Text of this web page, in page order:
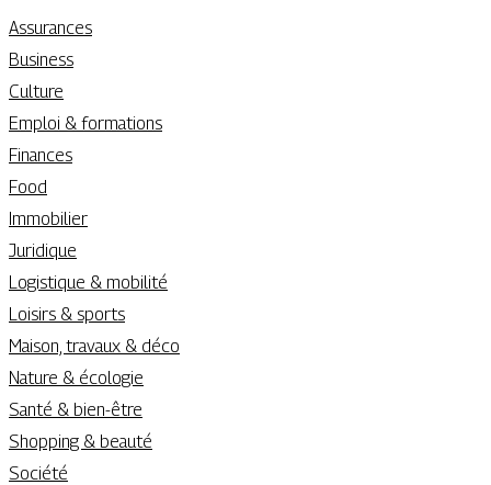
Assurances
Business
Culture
Emploi & formations
Finances
Food
Immobilier
Juridique
Logistique & mobilité
Loisirs & sports
Maison, travaux & déco
Nature & écologie
Santé & bien-être
Shopping & beauté
Société